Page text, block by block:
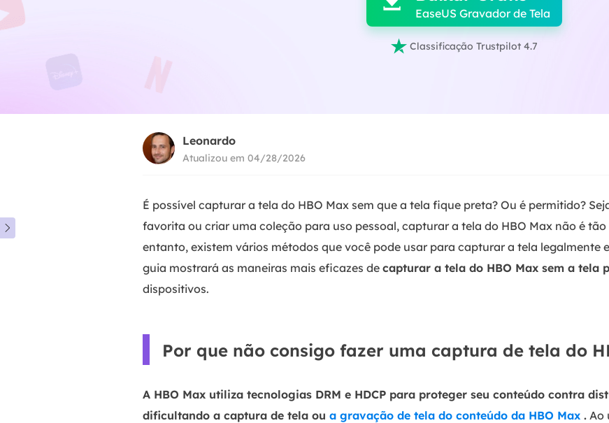
EaseUS Gravador de Tela
 Classificação Trustpilot 4.7

Leonardo
Atualizou em 04/28/2026
É possível capturar a tela do HBO Max sem que a tela fique preta? Ou é permitido?
favorita ou criar uma coleção para uso pessoal, capturar a tela do HBO Max não é
entanto, existem vários métodos que você pode usar para capturar a tela legalmente
guia mostrará as maneiras mais eficazes de capturar a tela do HBO Max sem a tela
dispositivos.
Por que não consigo fazer uma captura de tela do
A HBO Max utiliza tecnologias DRM e HDCP para proteger seu conteúdo contra
dificultando a captura de tela ou a gravação de tela do conteúdo da HBO Max . Ao